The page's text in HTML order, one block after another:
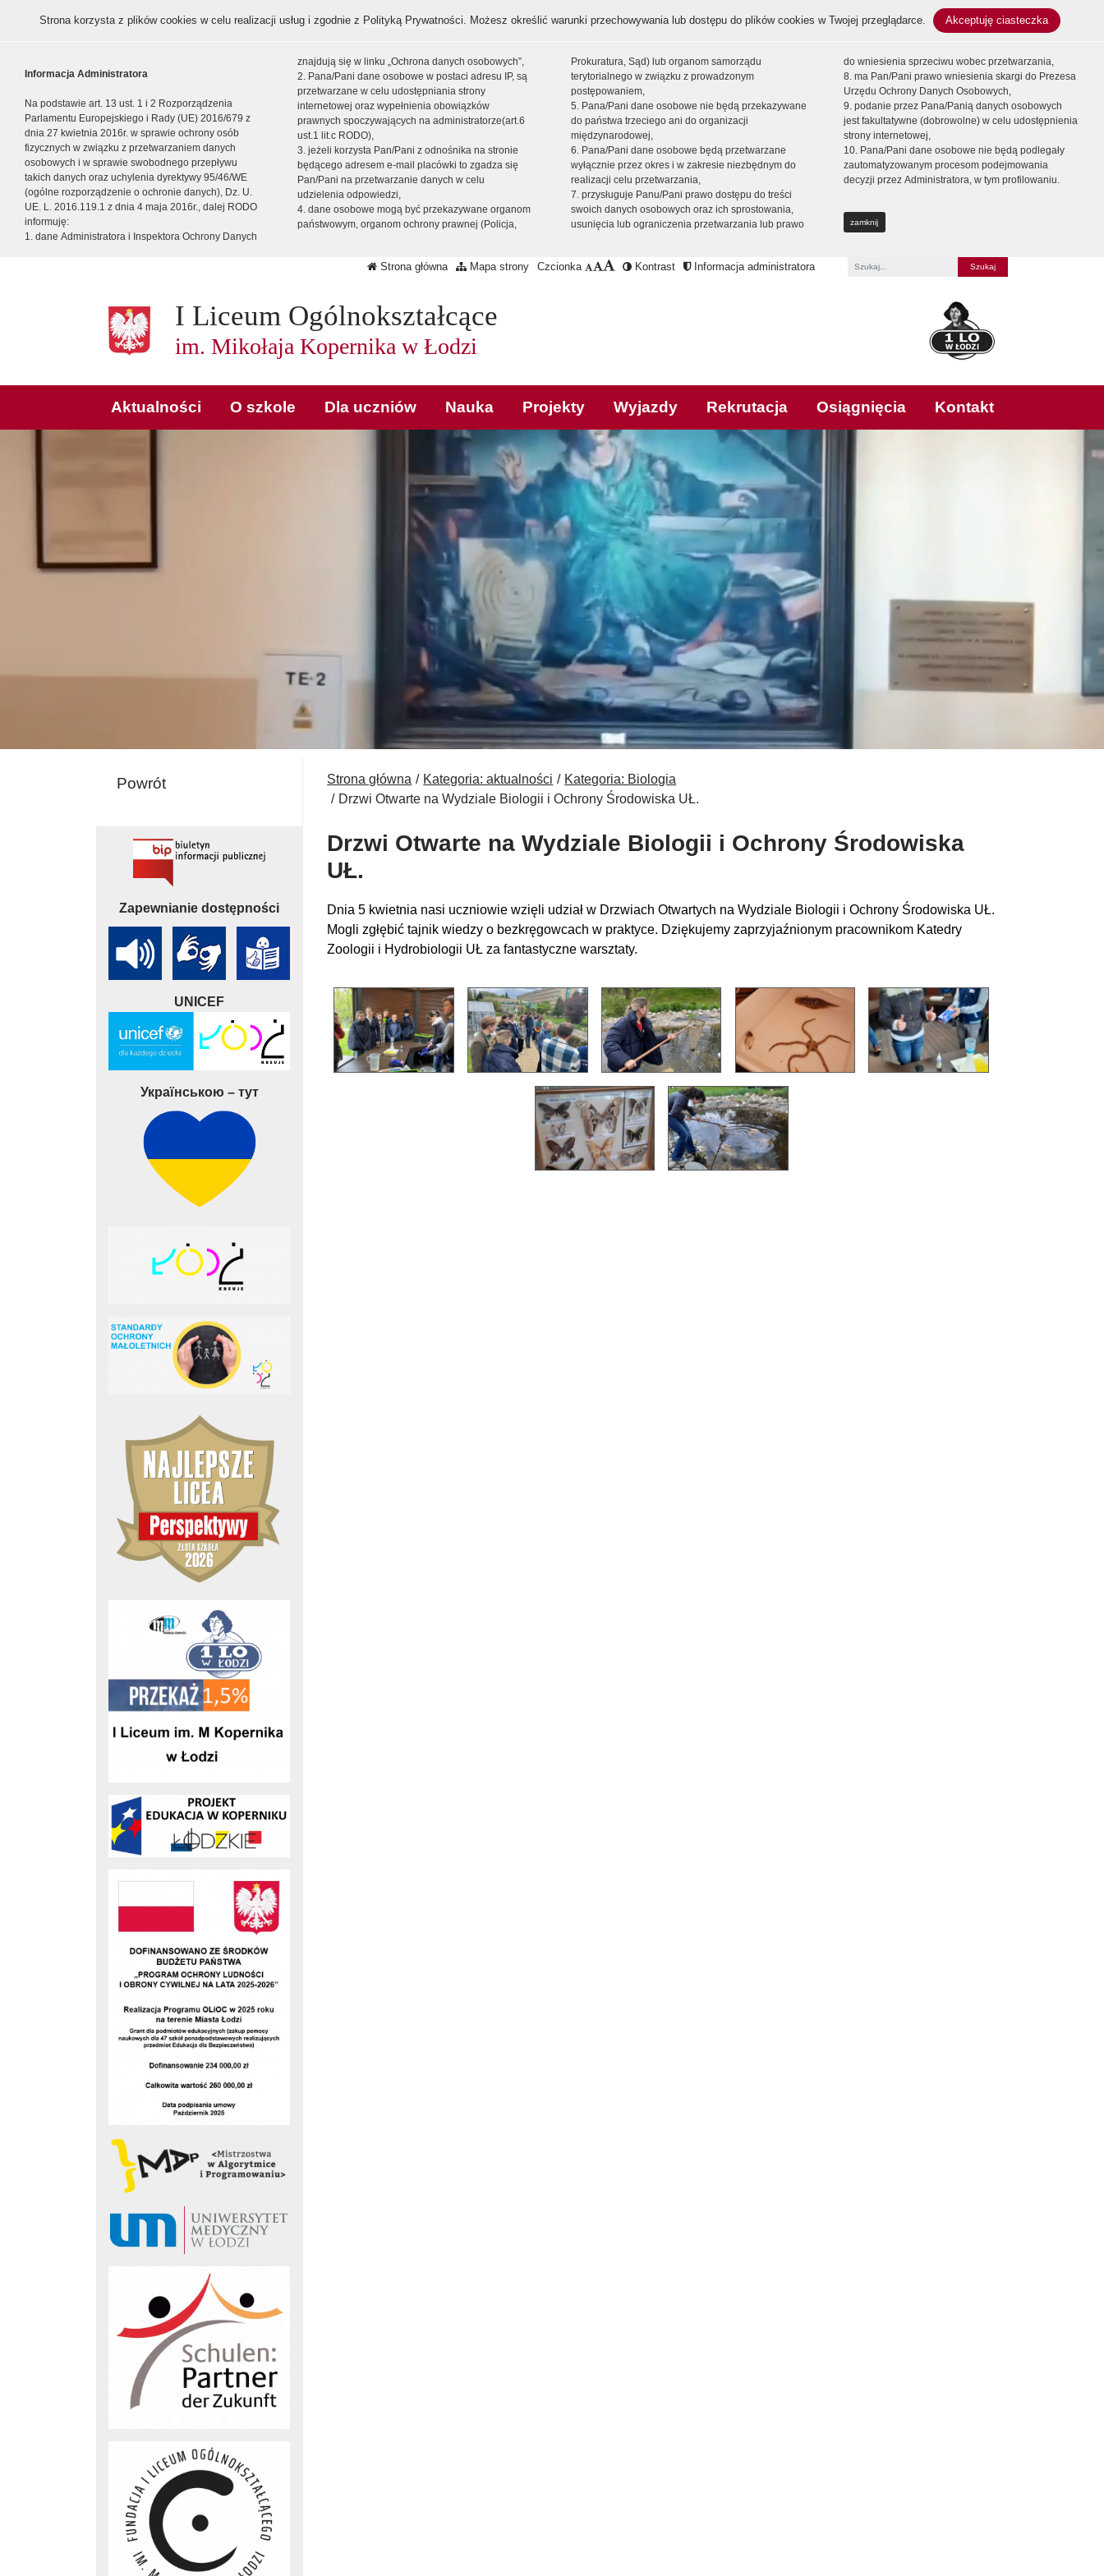
Strona korzysta z plików cookies w celu realizacji usług i zgodnie z Polityką Prywatności. Możesz określić warunki przechowywania lub dostępu do plików cookies w Twojej przeglądarce. Akceptuję ciasteczka
Informacja Administratora
Na podstawie art. 13 ust. 1 i 2 Rozporządzenia
Parlamentu Europejskiego i Rady (UE) 2016/679 z
dnia 27 kwietnia 2016r. w sprawie ochrony osób
fizycznych w związku z przetwarzaniem danych
osobowych i w sprawie swobodnego przepływu
takich danych oraz uchylenia dyrektywy 95/46/WE
(ogólne rozporządzenie o ochronie danych), Dz. U.
UE. L. 2016.119.1 z dnia 4 maja 2016r., dalej RODO
informuję:
1. dane Administratora i Inspektora Ochrony Danych
znajdują się w linku „Ochrona danych osobowych”,
2. Pana/Pani dane osobowe w postaci adresu IP, są
przetwarzane w celu udostępniania strony
internetowej oraz wypełnienia obowiązków
prawnych spoczywających na administratorze(art.6
ust.1 lit.c RODO),
3. jeżeli korzysta Pan/Pani z odnośnika na stronie
będącego adresem e-mail placówki to zgadza się
Pan/Pani na przetwarzanie danych w celu
udzielenia odpowiedzi,
4. dane osobowe mogą być przekazywane organom
państwowym, organom ochrony prawnej (Policja,
Prokuratura, Sąd) lub organom samorządu
terytorialnego w związku z prowadzonym
postępowaniem,
5. Pana/Pani dane osobowe nie będą przekazywane
do państwa trzeciego ani do organizacji
międzynarodowej,
6. Pana/Pani dane osobowe będą przetwarzane
wyłącznie przez okres i w zakresie niezbędnym do
realizacji celu przetwarzania,
7. przysługuje Panu/Pani prawo dostępu do treści
swoich danych osobowych oraz ich sprostowania,
usunięcia lub ograniczenia przetwarzania lub prawo
do wniesienia sprzeciwu wobec przetwarzania,
8. ma Pan/Pani prawo wniesienia skargi do Prezesa
Urzędu Ochrony Danych Osobowych,
9. podanie przez Pana/Panią danych osobowych
jest fakultatywne (dobrowolne) w celu udostępnienia
strony internetowej,
10. Pana/Pani dane osobowe nie będą podlegały
zautomatyzowanym procesom podejmowania
decyzji przez Administratora, w tym profilowaniu.
zamknij
Strona główna Mapa strony Czcionka Kontrast
Informacja administratora
I Liceum Ogólnokształcące
im. Mikołaja Kopernika w Łodzi
Aktualności O szkole Dla uczniów Nauka Projekty Wyjazdy Rekrutacja Osiągnięcia Kontakt
Strona główna Kategoria: aktualności
Kategoria: Biologia
Drzwi Otwarte na Wydziale Biologii i Ochrony Środowiska UŁ.
Drzwi Otwarte na Wydziale Biologii i Ochrony Środowiska
UŁ.
Dnia 5 kwietnia nasi uczniowie wzięli udział w Drzwiach Otwartych na Wydziale Biologii i Ochrony Środowiska UŁ.
Mogli zgłębić tajnik wiedzy o bezkręgowcach w praktyce. Dziękujemy zaprzyjaźnionym pracownikom Katedry
Zoologii i Hydrobiologii UŁ za fantastyczne warsztaty.
Powrót
Zapewnianie dostępności
UNICEF
Українською – тут